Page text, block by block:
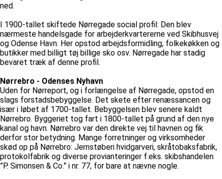
ned.
I 1900-tallet skiftede Nørregade social profil: Den blev
nærmeste handelsgade for arbejderkvartererne ved Skibhusvej
og Odense Havn. Her opstod arbejdsformidling, folkekøkken og
butikker med billigt tøj billige sko osv. Nørregade har stadig
bevaret træk af denne profil.
Nørrebro - Odenses Nyhavn
Uden for Nørreport, og i forlængelse af Nørregade, opstod en
slags forstadsbebyggelse. Det skete efter renæssancen og
især i løbet af 1700-tallet. Bebyggelsen blev senere kaldt
Nørrebro. Byggeriet tog fart i 1800-tallet på grund af den nye
kanal og havn. Nørrebro var den direkte vej til havnen og fik
derfor stor betydning. Mange forretninger og virksomheder
skød op på Nørrebro: Jernstøberi hvidgarveri, skråtobaksfabrik,
protokolfabrik og diverse provianteringer f.eks. skibshandelen
”P. Simonsen & Co.” i nr. 77, for bare at nævne nogle.